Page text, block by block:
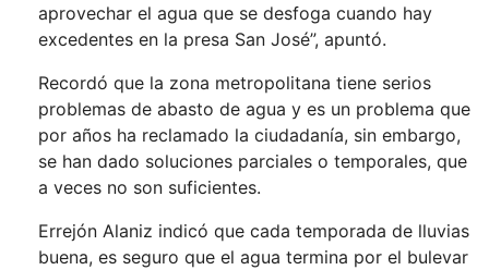
aprovechar el agua que se desfoga cuando hay
excedentes en la presa San José”, apuntó.
Recordó que la zona metropolitana tiene serios
problemas de abasto de agua y es un problema que
por años ha reclamado la ciudadanía, sin embargo,
se han dado soluciones parciales o temporales, que
a veces no son suficientes.
Errejón Alaniz indicó que cada temporada de lluvias
buena, es seguro que el agua termina por el bulevar